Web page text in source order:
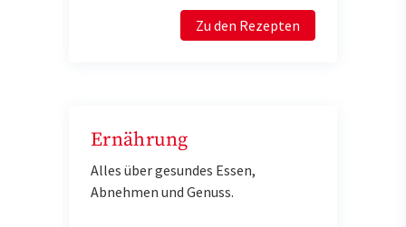
Zu den Rezepten
Ernährung
Alles über gesundes Essen,
Abnehmen und Genuss.